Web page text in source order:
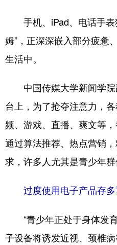
手机、iPad、电话手表
姆”，正深深嵌入部分疲惫
生活中。
中国传媒大学新闻学院
台上，为了抢夺注意力，各
频、游戏、直播、爽文等
通过算法推荐、热点营销
求，许多人尤其是青少年群
过度使用电子产品存
“青少年正处于身体发
子设备将诱发近视、颈椎